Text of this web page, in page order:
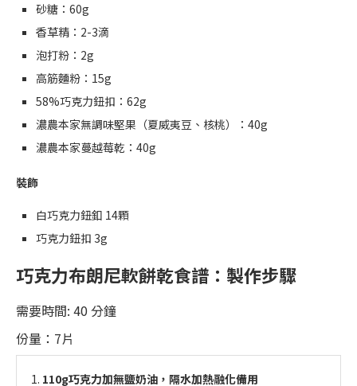
砂糖：60g
香草精：2-3滴
泡打粉：2g
高筋麵粉：15g
58%巧克力鈕扣：62g
濃農本家無調味堅果（夏威夷豆、核桃）：40g
濃農本家蔓越莓乾：40g
裝飾
白巧克力鈕釦 14顆
巧克力鈕扣 3g
巧克力布朗尼軟餅乾食譜：製作步驟
需要時間: 40 分鐘
份量：7片
110g巧克力加無鹽奶油，隔水加熱融化備用